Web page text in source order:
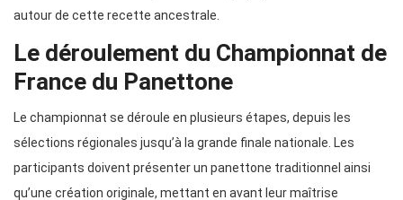
autour de cette recette ancestrale.
Le déroulement du Championnat de
France du Panettone
Le championnat se déroule en plusieurs étapes, depuis les
sélections régionales jusqu’à la grande finale nationale. Les
participants doivent présenter un panettone traditionnel ainsi
qu’une création originale, mettant en avant leur maîtrise